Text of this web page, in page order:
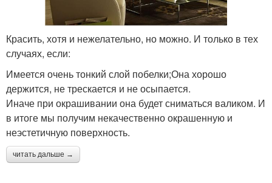
Красить, хотя и нежелательно, но можно. И только в тех
случаях, если:
Имеется очень тонкий слой побелки;Она хорошо
держится, не трескается и не осыпается.
Иначе при окрашивании она будет сниматься валиком. И
в итоге мы получим некачественно окрашенную и
неэстетичную поверхность.
читать дальше →